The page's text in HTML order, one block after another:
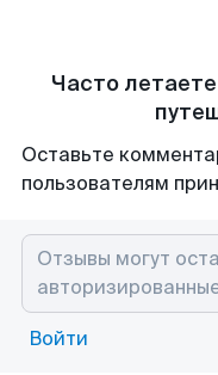
Часто
Оставьте
пользователям
Войти